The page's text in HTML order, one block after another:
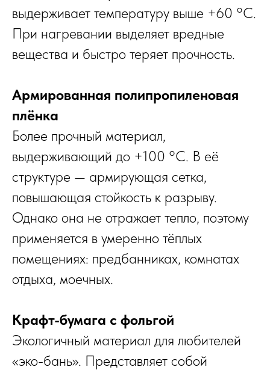
выдерживает температуру выше +60 °C.
При нагревании выделяет вредные
вещества и быстро теряет прочность.
Армированная полипропиленовая
плёнка
Более прочный материал,
выдерживающий до +100 °C. В её
структуре — армирующая сетка,
повышающая стойкость к разрыву.
Однако она не отражает тепло, поэтому
применяется в умеренно тёплых
помещениях: предбанниках, комнатах
отдыха, моечных.
Крафт-бумага с фольгой
Экологичный материал для любителей
«эко-бань». Представляет собой